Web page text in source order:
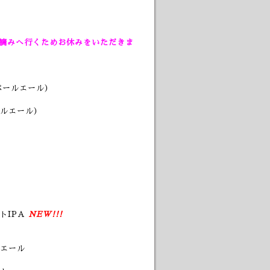
へ行くためお休みをいただきま
ルエール）
エール）
IPA NEW!!!
ール